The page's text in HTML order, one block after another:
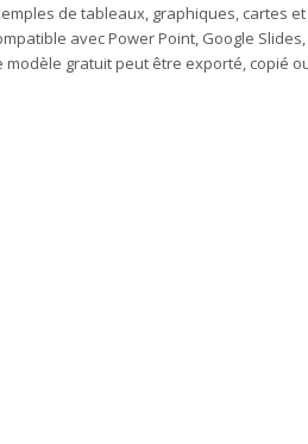
de tableaux, graphiques, cartes
avec Power Point, Google
modèle gratuit peut être exporté, copié